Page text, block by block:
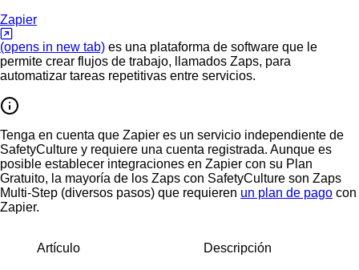
Zapier
(opens in new tab) es una plataforma de software que le
permite crear flujos de trabajo, llamados Zaps, para
automatizar tareas repetitivas entre servicios.
Tenga en cuenta que Zapier es un servicio independiente de
SafetyCulture y requiere una cuenta registrada. Aunque es
posible establecer integraciones en Zapier con su Plan
Gratuito, la mayoría de los Zaps con SafetyCulture son Zaps
Multi-Step (diversos pasos) que requieren un plan de pago con
Zapier.
Artículo Descripción